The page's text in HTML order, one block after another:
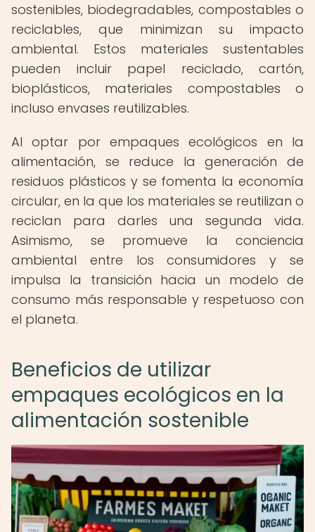
sostenibles, biodegradables, compostables o
reciclables, que minimizan su impacto
ambiental. Estos materiales sustentables
pueden incluir papel reciclado, cartón,
bioplásticos, materiales compostables o
incluso envases reutilizables.
Al optar por empaques ecológicos en la
alimentación, se reduce la generación de
residuos plásticos y se fomenta la economía
circular, en la que los materiales se reutilizan o
reciclan para darles una segunda vida.
Asimismo, se promueve la conciencia
ambiental entre los consumidores y se
impulsa la transición hacia un modelo de
consumo más responsable y respetuoso con
el planeta.
Beneficios de utilizar
empaques ecológicos en la
alimentación sostenible